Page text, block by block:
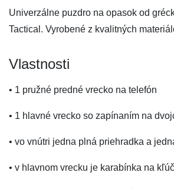
Univerzálne puzdro na opasok od
Tactical. Vyrobené z kvalitných
Vlastnosti
• 1 pružné predné vrecko na telefón
• 1 hlavné vrecko so zapínaním na
• vo vnútri jedna plná priehradka a
• v hlavnom vrecku je karabínka na